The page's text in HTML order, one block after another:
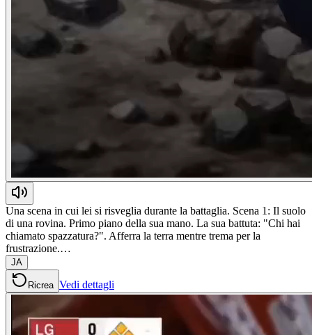
Una scena in cui lei si risveglia durante la battaglia. Scena 1: Il suolo
di una rovina. Primo piano della sua mano. La sua battuta: "Chi hai
chiamato spazzatura?". Afferra la terra mentre trema per la
frustrazione.…
JA
Ricrea Vedi dettagli